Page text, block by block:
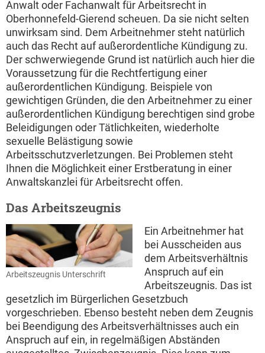
Anwalt oder Fachanwalt für Arbeitsrecht in
Oberhonnefeld-Gierend scheuen. Da sie nicht selten
unwirksam sind. Dem Arbeitnehmer steht natürlich
auch das Recht auf außerordentliche Kündigung zu.
Der schwerwiegende Grund ist natürlich auch hier die
Voraussetzung für die Rechtfertigung einer
außerordentlichen Kündigung. Beispiele von
gewichtigen Gründen, die den Arbeitnehmer zu einer
außerordentlichen Kündigung berechtigen sind grobe
Beleidigungen oder Tätlichkeiten, wiederholte
sexuelle Belästigung sowie
Arbeitsschutzverletzungen. Bei Problemen steht
Ihnen die Möglichkeit einer Erstberatung in einer
Anwaltskanzlei für Arbeitsrecht offen.
Das Arbeitszeugnis
Arbeitszeugnis Unterschrift
Ein Arbeitnehmer hat
bei Ausscheiden aus
dem Arbeitsverhältnis
Anspruch auf ein
Arbeitszeugnis. Das ist
gesetzlich im Bürgerlichen Gesetzbuch
vorgeschrieben. Ebenso besteht neben dem Zeugnis
bei Beendigung des Arbeitsverhältnisses auch ein
Anspruch auf ein, in regelmäßigen Abständen